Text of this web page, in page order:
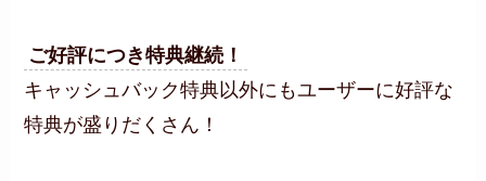
ご好評につき特典継続！
キャッシュバック特典以外にもユーザーに好評な
特典が盛りだくさん！